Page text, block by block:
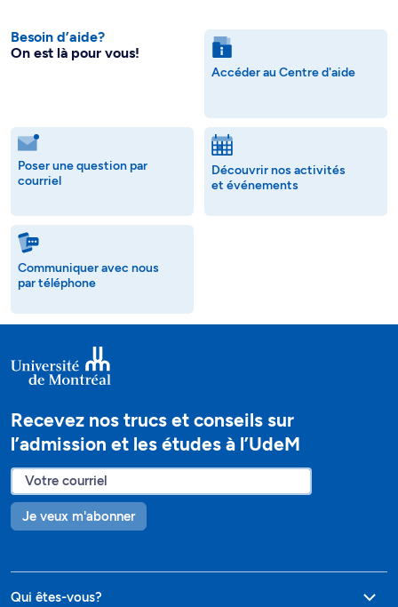
Besoin d’aide?
On est là pour vous!
Accéder au Centre d'aide
Poser une question par
courriel
Découvrir nos activités
et événements
Communiquer avec nous
par téléphone
Recevez nos trucs et conseils sur
l’admission et les études à l’UdeM
Je veux m'abonner
Qui êtes-vous?